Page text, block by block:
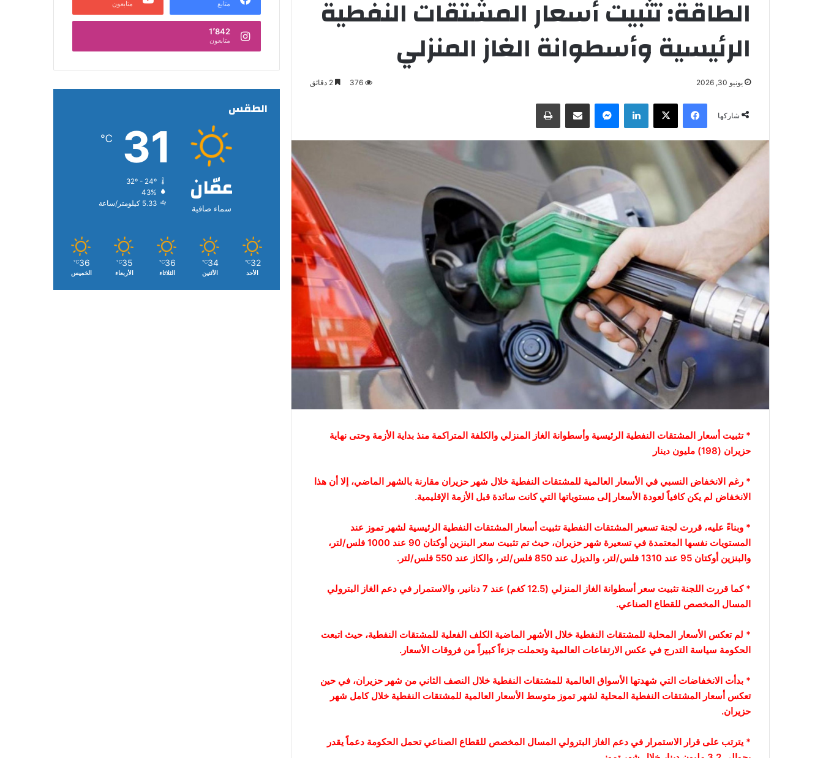
الطاقة: تثبيت أسعار المشتقات النفطية
الرئيسية وأسطوانة الغاز المنزلي
يونيو 30, 2026 376
شاركها
فيسبوك لينكدإن
* تثبيت أسعار المشتقات النفطية الرئيسية وأسطوانة الغاز المنزلي والكلفة المتراكمة منذ بداية الأزمة وحتى نهاية
حزيران (198) مليون دينار
* رغم الانخفاض النسبي في الأسعار العالمية للمشتقات النفطية خلال شهر حزيران مقارنة بالشهر الماضي، إلا أن هذا
الانخفاض لم يكن كافياً لعودة الأسعار إلى مستوياتها التي كانت سائدة قبل الأزمة الإقليمية.
* وبناءً عليه، قررت لجنة تسعير المشتقات النفطية تثبيت أسعار المشتقات النفطية الرئيسية لشهر تموز عند
المستويات نفسها المعتمدة في تسعيرة شهر حزيران، حيث تم تثبيت سعر البنزين أوكتان 90 عند 1000 فلس/لتر،
والبنزين أوكتان 95 عند 1310 فلس/لتر، والديزل عند 850 فلس/لتر، والكاز عند 550 فلس/لتر.
* كما قررت اللجنة تثبيت سعر أسطوانة الغاز المنزلي (12.5 كغم) عند 7 دنانير، والاستمرار في دعم الغاز البترولي
المسال المخصص للقطاع الصناعي.
* لم تعكس الأسعار المحلية للمشتقات النفطية خلال الأشهر الماضية الكلف الفعلية للمشتقات النفطية، حيث اتبعت
الحكومة سياسة التدرج في عكس الارتفاعات العالمية وتحملت جزءاً كبيراً من فروقات الأسعار.
* بدأت الانخفاضات التي شهدتها الأسواق العالمية للمشتقات النفطية خلال النصف الثاني من شهر حزيران، في حين
تعكس أسعار المشتقات النفطية المحلية لشهر تموز متوسط الأسعار العالمية للمشتقات النفطية خلال كامل شهر
حزيران.
* يترتب على قرار الاستمرار في دعم الغاز البترولي المسال المخصص للقطاع الصناعي تحمل الحكومة دعماً يقدر
متابع متابعون
1٬842
متابعون
الطقس
عمّان
سماء صافية
31
℃
32º - 24º
43%
5.33 كيلومتر/ساعة
32
℃
الأحد
34
℃
الأثنين
36
℃
الثلاثاء
35
℃
الأربعاء
36
℃
الخميس